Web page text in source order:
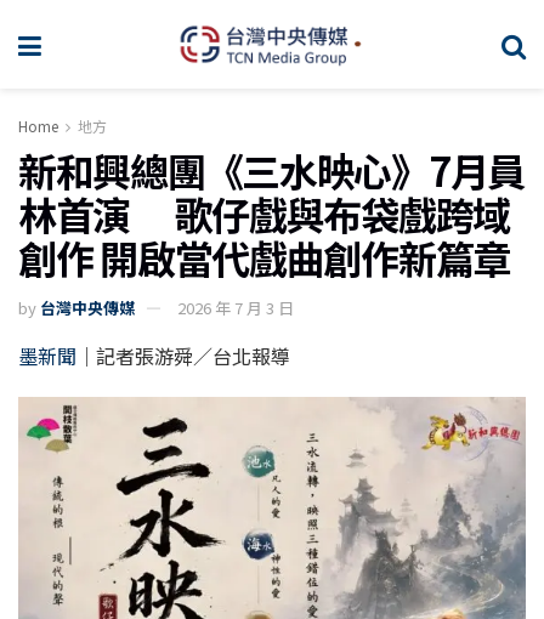
Home 地方
新和興總團《三水映心》7月員
林首演 歌仔戲與布袋戲跨域
創作 開啟當代戲曲創作新篇章
by 台灣中央傳媒 2026 年 7 月 3 日
墨新聞 ｜記者張游舜／台北報導